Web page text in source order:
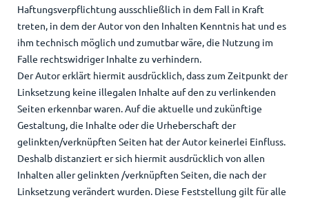
Haftungsverpflichtung ausschließlich in dem Fall in Kraft
treten, in dem der Autor von den Inhalten Kenntnis hat und es
ihm technisch möglich und zumutbar wäre, die Nutzung im
Falle rechtswidriger Inhalte zu verhindern.
Der Autor erklärt hiermit ausdrücklich, dass zum Zeitpunkt der
Linksetzung keine illegalen Inhalte auf den zu verlinkenden
Seiten erkennbar waren. Auf die aktuelle und zukünftige
Gestaltung, die Inhalte oder die Urheberschaft der
gelinkten/verknüpften Seiten hat der Autor keinerlei Einfluss.
Deshalb distanziert er sich hiermit ausdrücklich von allen
Inhalten aller gelinkten /verknüpften Seiten, die nach der
Linksetzung verändert wurden. Diese Feststellung gilt für alle